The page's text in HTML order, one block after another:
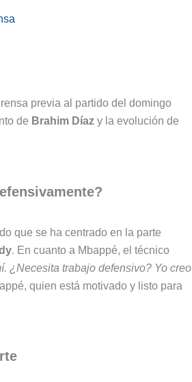
previa al partido del domingo
de Brahim Díaz y la evolución de
que se ha centrado en la parte
. En cuanto a Mbappé, el técnico
¿Necesita trabajo defensivo? Yo creo
quien está motivado y listo para